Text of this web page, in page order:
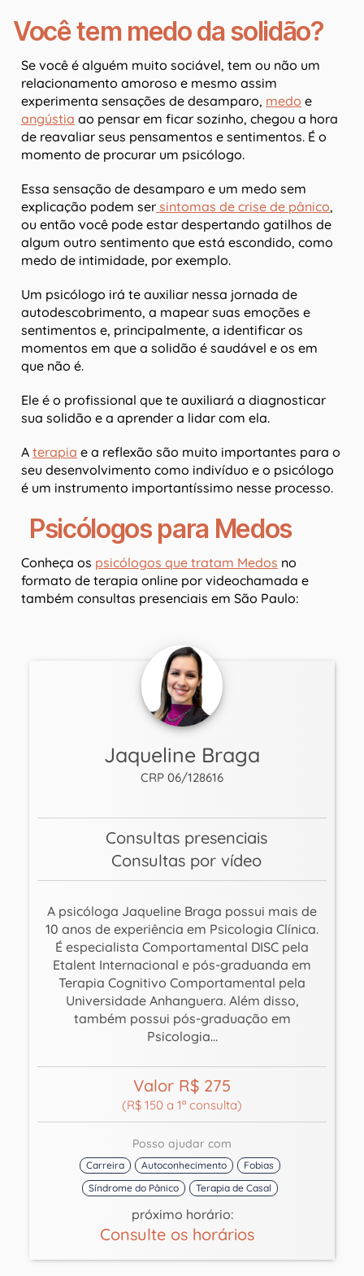
Você tem medo da solidão?
Se você é alguém muito sociável, tem ou não um
relacionamento amoroso e mesmo assim
experimenta sensações de desamparo, medo e
angústia ao pensar em ficar sozinho, chegou a hora
de reavaliar seus pensamentos e sentimentos. É o
momento de procurar um psicólogo.
Essa sensação de desamparo e um medo sem
explicação podem ser sintomas de crise de pânico,
ou então você pode estar despertando gatilhos de
algum outro sentimento que está escondido, como
medo de intimidade, por exemplo.
Um psicólogo irá te auxiliar nessa jornada de
autodescobrimento, a mapear suas emoções e
sentimentos e, principalmente, a identificar os
momentos em que a solidão é saudável e os em
que não é.
Ele é o profissional que te auxiliará a diagnosticar
sua solidão e a aprender a lidar com ela.
A terapia e a reflexão são muito importantes para o
seu desenvolvimento como indivíduo e o psicólogo
é um instrumento importantíssimo nesse processo.
Psicólogos para Medos
Conheça os psicólogos que tratam Medos no
formato de terapia online por videochamada e
também consultas presenciais em São Paulo:
Jaqueline Braga
CRP 06/128616
Consultas presenciais
Consultas por vídeo
A psicóloga Jaqueline Braga possui mais de
10 anos de experiência em Psicologia Clínica.
É especialista Comportamental DISC pela
Etalent Internacional e pós-graduanda em
Terapia Cognitivo Comportamental pela
Universidade Anhanguera. Além disso,
também possui pós-graduação em
Psicologia...
Valor R$ 275
(R$ 150 a 1ª consulta)
Posso ajudar com
Carreira Autoconhecimento
Fobias
Síndrome do Pânico
Terapia de Casal
próximo horário:
Consulte os horários